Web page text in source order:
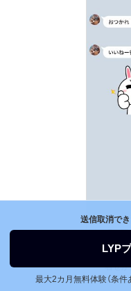
着せか
送信取消で
LYP
最大2カ月無料体験（条件